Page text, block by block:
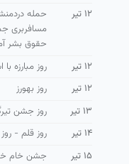
۱۲ تیر
حمله
حقوق بشر
۱۲ تیر
روز مبارزه
۱۲ تیر
روز بهورز
۱۳ تیر
روز جشن
۱۴ تیر
روز قلم -
۱۵ تیر
جشن خام